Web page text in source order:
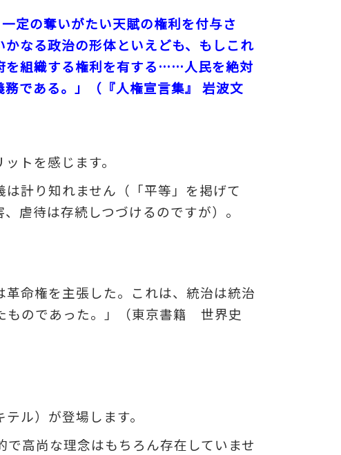
定の奪いがたい天賦の権利を付与さ
なる政治の形体といえども、もしこれ
を組織する権利を有する……人民を絶対
である。」（『人権宣言集』 岩波文
トを感じます。
計り知れません（「平等」を掲げて
虐待は存続しつづけるのですが）。
命権を主張した。これは、統治は統治
ものであった。」（東京書籍 世界史
ル）が登場します。
高尚な理念はもちろん存在していませ